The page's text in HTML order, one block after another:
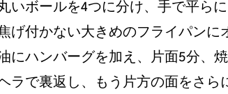
いボールを4つに分け、手で平ら
げ付かない大きめのフライパンに
にハンバーグを加え、片面5分、
ラで裏返し、もう片方の面をさら